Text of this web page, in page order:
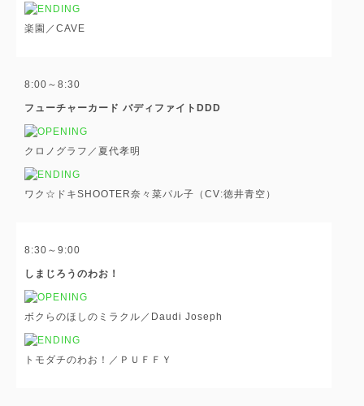
楽園／CAVE
8:00～8:30
フューチャーカード バディファイトDDD
クロノグラフ／夏代孝明
ワク☆ドキSHOOTER奈々菜パル子（CV:徳井青空）
8:30～9:00
しまじろうのわお！
ボクらのほしのミラクル／Daudi Joseph
トモダチのわお！／ＰＵＦＦＹ